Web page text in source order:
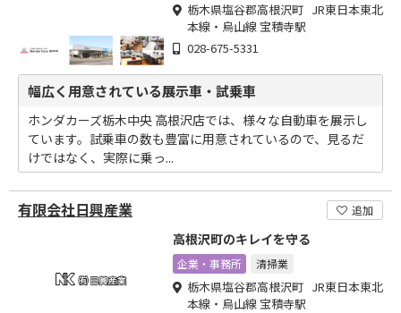
栃木県塩谷郡高根沢町 JR東日本東北
本線・烏山線 宝積寺駅
028-675-5331
幅広く用意されている展示車・試乗車
ホンダカーズ栃木中央 高根沢店では、様々な自動車を展示し
ています。試乗車の数も豊富に用意されているので、見るだ
けではなく、実際に乗っ...
有限会社日興産業 追加
高根沢町のキレイを守る
企業・事務所 清掃業
栃木県塩谷郡高根沢町 JR東日本東北
本線・烏山線 宝積寺駅